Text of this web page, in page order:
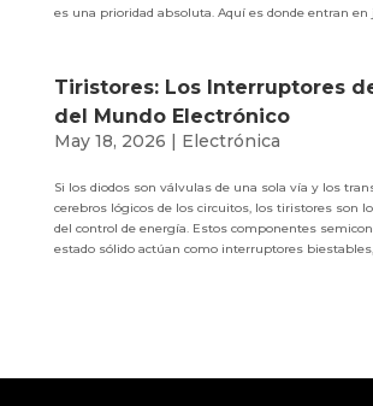
es una prioridad absoluta. Aquí es donde entran en
Tiristores: Los Interruptores
del Mundo Electrónico
May 18, 2026 | Electrónica
Si los diodos son válvulas de una sola vía y los
cerebros lógicos de los circuitos, los tiristores son
del control de energía. Estos componentes
estado sólido actúan como interruptores